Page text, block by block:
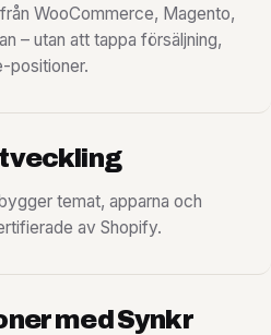
WooCommerce, Magento,
– utan att tappa försäljning,
positioner.
temat, apparna och
av Shopify.
med Synkr